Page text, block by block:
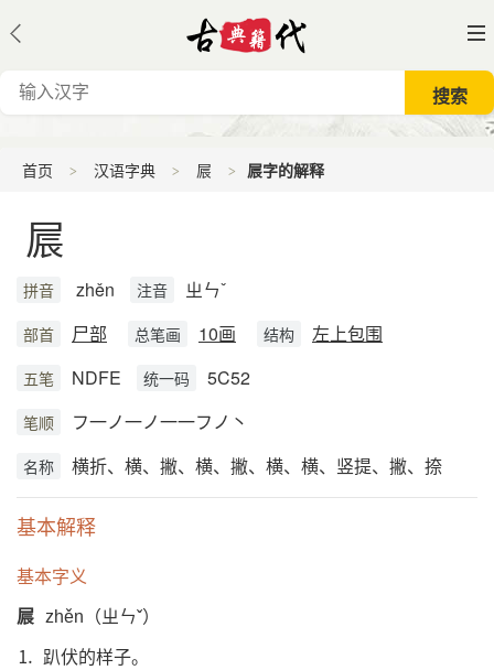
首页 汉语字典 屒 屒字的解释
屒
拼音 zhěn 注音 ㄓㄣˇ
部首 尸部 总笔画 10画 结构 左上包围
五笔 NDFE 统一码 5C52
笔顺 フ一ノ一ノ一一フノ丶
名称 横折、横、撇、横、撇、横、横、竖提、撇、捺
基本解释
基本字义
屒
zhěn（ㄓㄣˇ）
⒈ 趴伏的样子。